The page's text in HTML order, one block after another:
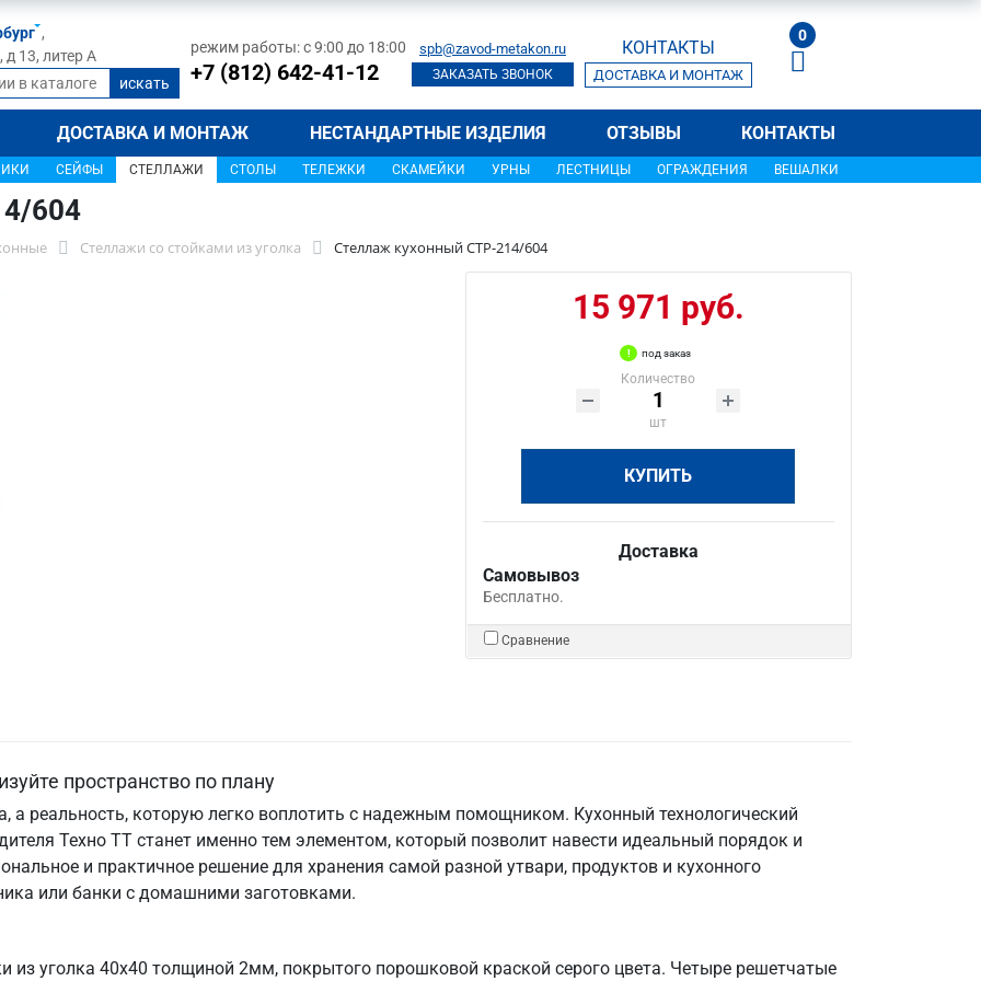
,
13, литер А
режим работы: с 9:00 до 18:00
+7 (812) 642-41-12
spb@zavod-metakon.ru
ЗАКАЗАТЬ ЗВОНОК
КОНТАКТЫ
ДОСТАВКА И МОНТАЖ
0
ДОСТАВКА И МОНТАЖ НЕСТАНДАРТНЫЕ ИЗДЕЛИЯ ОТЗЫВЫ КОНТАКТЫ
СЕЙФЫ СТЕЛЛАЖИ СТОЛЫ ТЕЛЕЖКИ СКАМЕЙКИ УРНЫ ЛЕСТНИЦЫ ОГРАЖДЕНИЯ ВЕШАЛКИ
604
Стеллажи со стойками из уголка Стеллаж кухонный СТР-214/604
15 971 руб.
под заказ
Количество
шт
КУПИТЬ
Доставка
Самовывоз
Бесплатно.
Сравнение
пространство по плану
а реальность, которую легко воплотить с надежным помощником. Кухонный технологический
Техно ТТ станет именно тем элементом, который позволит навести идеальный порядок и
и практичное решение для хранения самой разной утвари, продуктов и кухонного
или банки с домашними заготовками.
из уголка 40х40 толщиной 2мм, покрытого порошковой краской серого цвета. Четыре решетчатые